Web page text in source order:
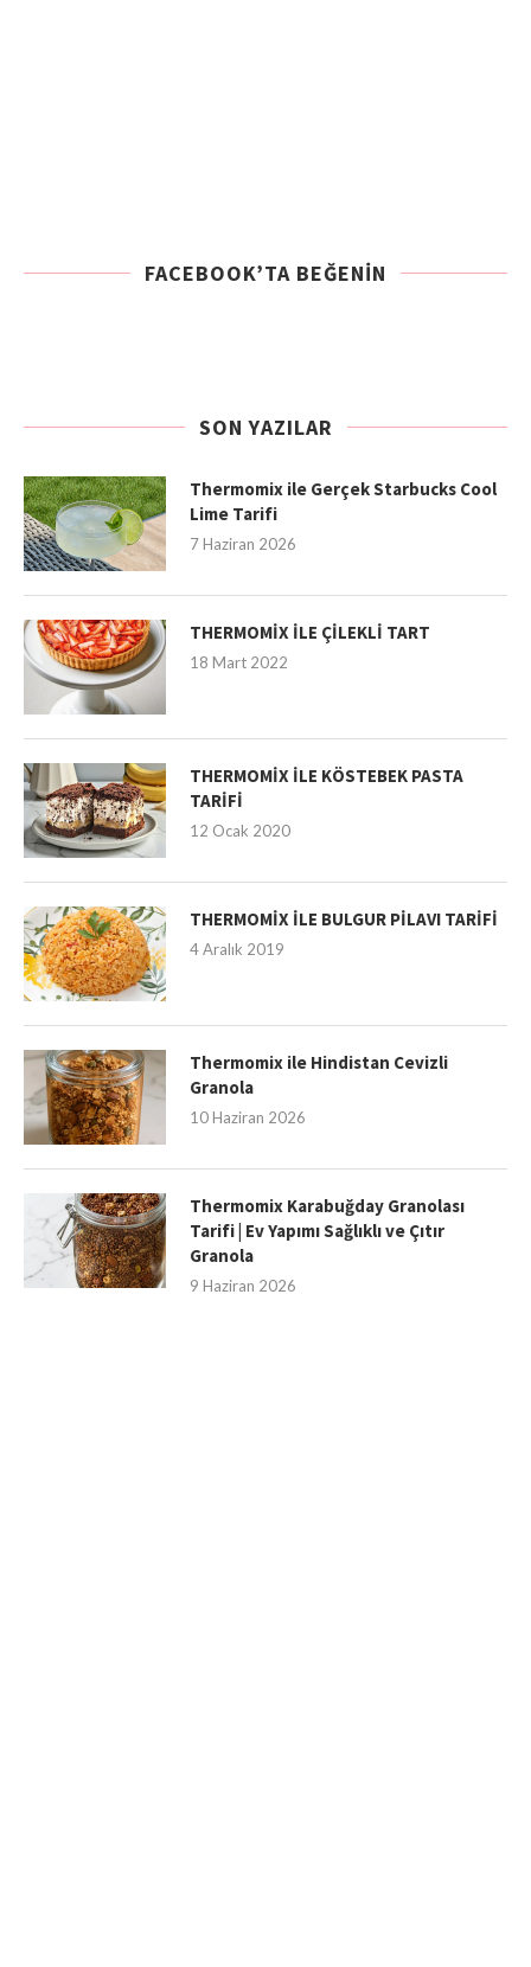
FACEBOOK’TA BEĞENIN
SON YAZILAR
Thermomix ile Gerçek Starbucks Cool
Lime Tarifi
7 Haziran 2026
THERMOMİX İLE ÇİLEKLİ TART
18 Mart 2022
THERMOMİX İLE KÖSTEBEK PASTA
TARİFİ
12 Ocak 2020
THERMOMİX İLE BULGUR PİLAVI TARİFİ
4 Aralık 2019
Thermomix ile Hindistan Cevizli
Granola
10 Haziran 2026
Thermomix Karabuğday Granolası
Tarifi | Ev Yapımı Sağlıklı ve Çıtır
Granola
9 Haziran 2026